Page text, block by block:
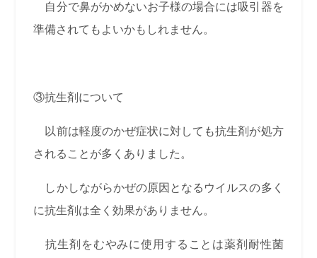
自分で鼻がかめないお子様の場合には吸引器を
準備されてもよいかもしれません。
③抗生剤について
以前は軽度のかぜ症状に対しても抗生剤が処方
されることが多くありました。
しかしながらかぜの原因となるウイルスの多く
に抗生剤は全く効果がありません。
抗生剤をむやみに使用することは薬剤耐性菌